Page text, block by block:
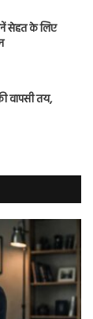
सेहत के लिए
वापसी तय,